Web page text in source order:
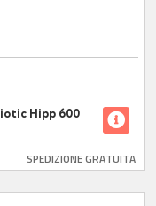
Hipp 600
SPEDIZIONE GRATUITA